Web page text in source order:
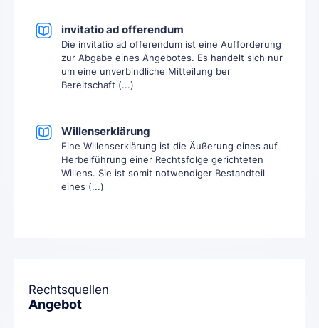
invitatio ad offerendum
Die invitatio ad offerendum ist eine Aufforderung
zur Abgabe eines Angebotes. Es handelt sich nur
um eine unverbindliche Mitteilung ber
Bereitschaft (...)
Willenserklärung
Eine Willenserklärung ist die Äußerung eines auf
Herbeiführung einer Rechtsfolge gerichteten
Willens. Sie ist somit notwendiger Bestandteil
eines (...)
Rechtsquellen
Angebot